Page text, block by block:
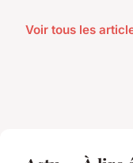
Voir tous les